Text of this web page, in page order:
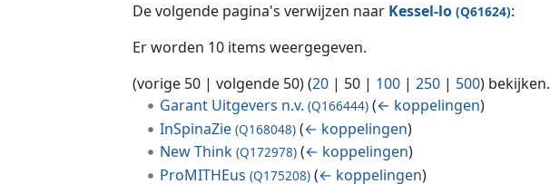
De volgende pagina's verwijzen naar Kessel-lo (Q61624):
Er worden 10 items weergegeven.
(vorige 50 | volgende 50) (20 | 50 | 100 | 250 | 500) bekijken.
Garant Uitgevers n.v. (Q166444) (← koppelingen)
InSpinaZie (Q168048) (← koppelingen)
New Think (Q172978) (← koppelingen)
ProMITHEus (Q175208) (← koppelingen)